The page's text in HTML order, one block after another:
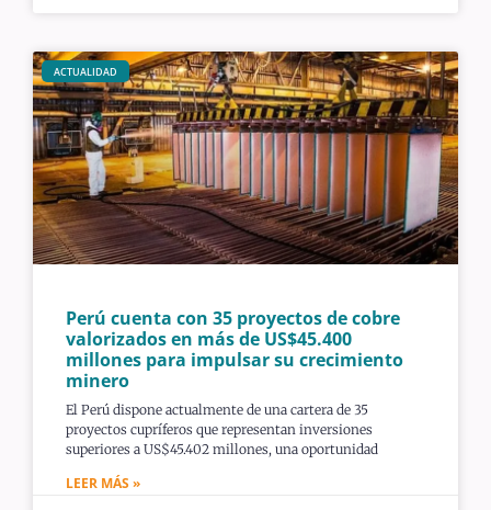
ACTUALIDAD
Perú cuenta con 35 proyectos de cobre
valorizados en más de US$45.400
millones para impulsar su crecimiento
minero
El Perú dispone actualmente de una cartera de 35
proyectos cupríferos que representan inversiones
superiores a US$45.402 millones, una oportunidad
LEER MÁS »